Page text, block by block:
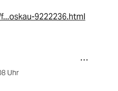
9222236.html
Uhr